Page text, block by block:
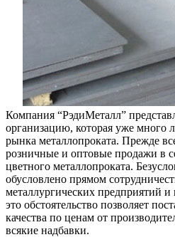
Компания “РэдиМеталл”
организацию, которая уже много
рынка металлопроката. Прежде
розничные и оптовые продажи в
цветного металлопроката.
обусловлено прямом
металлургических предприятий
это обстоятельство позволяет
качества по ценам от
всякие надбавки.